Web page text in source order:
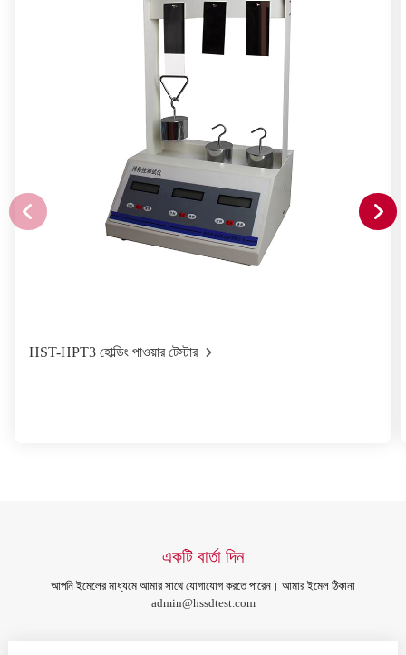
HST-HPT3 হোল্ডিং পাওয়ার টেস্টার
একটি বার্তা দিন
আপনি ইমেলের মাধ্যমে আমার সাথে যোগাযোগ করতে পারেন। আমার ইমেল ঠিকানা
admin@hssdtest.com